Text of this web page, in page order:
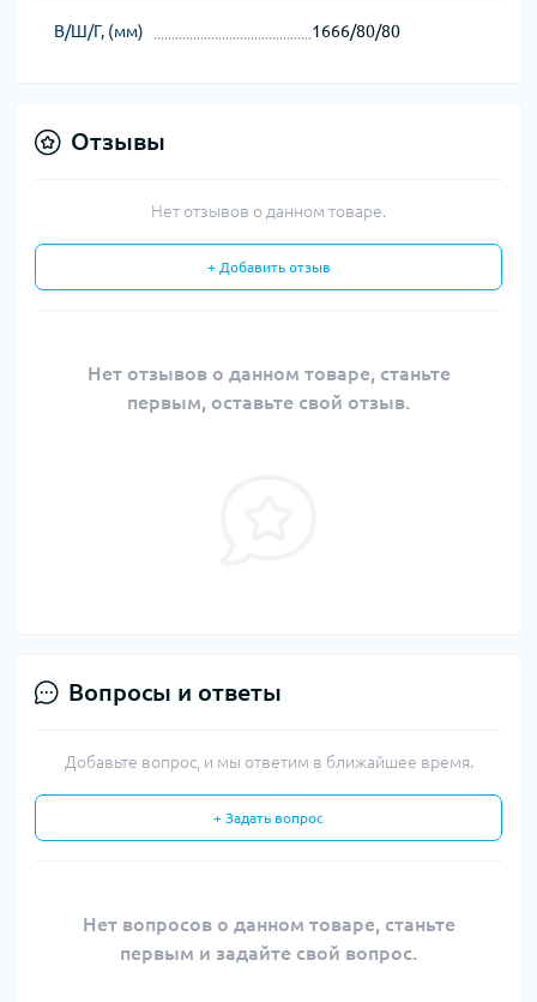
В/Ш/Г, (мм) 1666/80/80
Отзывы
Нет отзывов о данном товаре.
+ Добавить отзыв
Нет отзывов о данном товаре, станьте
первым, оставьте свой отзыв.
Вопросы и ответы
Добавьте вопрос, и мы ответим в ближайшее время.
+ Задать вопрос
Нет вопросов о данном товаре, станьте
первым и задайте свой вопрос.